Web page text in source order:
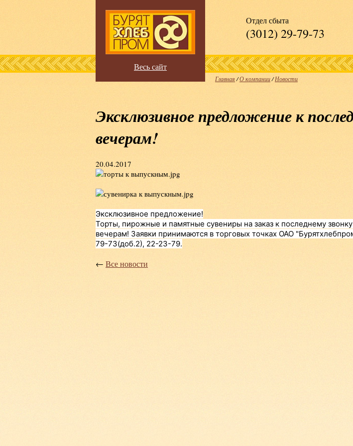
Весь сайт
Отдел сбыта
(3012) 29-79-73
Главная /О компании/Новости
Эксклюзивное предложение к
вечерам!
20.04.2017
Эксклюзивное предложение!
Торты, пирожные и памятные сувениры на заказ к последнему
вечерам! Заявки принимаются в торговых точках ОАО
79-73(доб.2), 22-23-79.
← Все новости